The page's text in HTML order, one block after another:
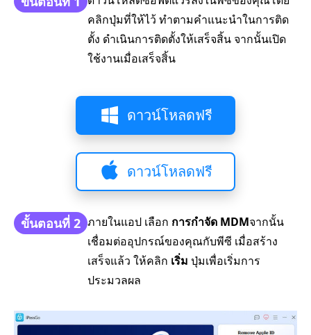
คลิกปุ่มที่ให้ไว้ ทำตามคำแนะนำในการติด
ตั้ง ดำเนินการติดตั้งให้เสร็จสิ้น จากนั้นเปิด
ใช้งานเมื่อเสร็จสิ้น
ดาวน์โหลดฟรี
ดาวน์โหลดฟรี
ขั้นตอนที่ 2 ภายในแอป เลือก การกำจัด MDMจากนั้น
เชื่อมต่ออุปกรณ์ของคุณกับพีซี เมื่อสร้าง
เสร็จแล้ว ให้คลิก เริ่ม ปุ่มเพื่อเริ่มการ
ประมวลผล